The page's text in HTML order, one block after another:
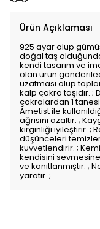
Ürün Açıklaması
925 ayar olup
doğal taş
kendi tasarım ve
olan ürün
uzatması olup
kalp çakra taşıdır.
çakralardan 1
Ametist ile
ağrısını azaltır. ;
kırgınlığı iyileştirir.
düşünceleri
kuvvetlendirir. ;
kendisini sevmesine
ve kanıtlanmıştır. ;
yaratır. ;